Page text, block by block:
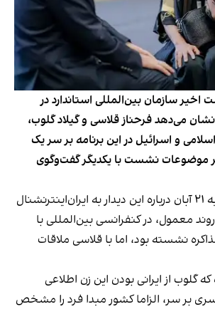
سازمان بین‌المللی استاندارد در
می‌دهد فرحناز قلاسی و گیلاد گلوب،
و اسرائیل در این برنامه بر سر یک
موضوعات نشست با یکدیگر گفت‌وگوی
دفتر گلوب چهارشنبه ۲۱ آبان درباره این دیدار به ایران‌اینترنشنال
معمول، در کنفرانسی بین‌المللی با
نشسته بود، اما با قلاسی ملاقات
گلوب از ایرانی بودن این زن اطلاعی
بر سر، الزاما کشور مبدا فرد را مشخص